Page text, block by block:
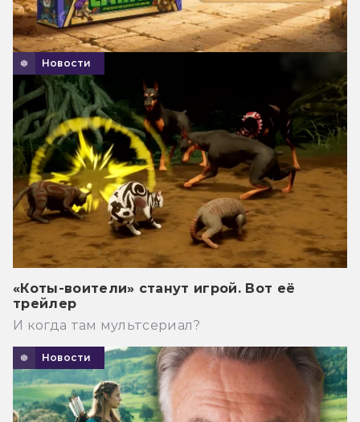
Новости
«Коты-воители» станут игрой. Вот её
трейлер
И когда там мультсериал?
Новости